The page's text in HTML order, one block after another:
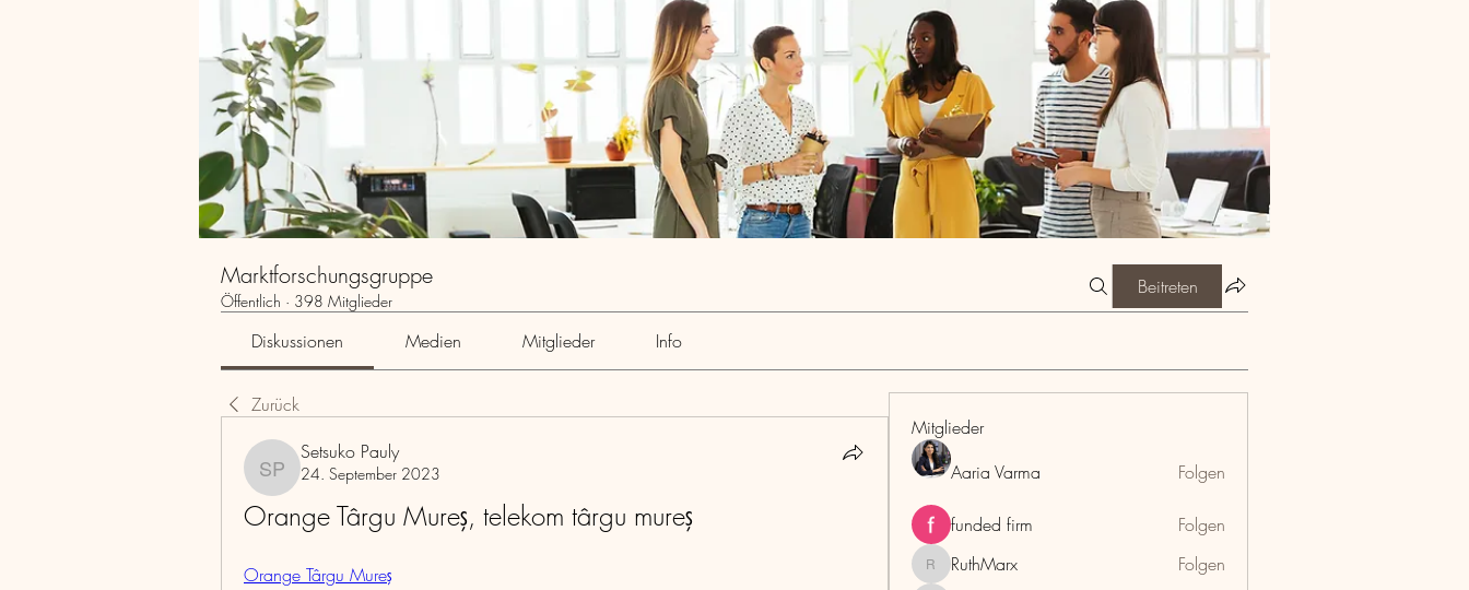
Marktforschungsgruppe
Öffentlich · 398 Mitglieder
Beitreten
Diskussionen Medien Mitglieder Info
Zurück
Setsuko Pauly
Setsuko Pauly
24. September 2023
Orange Târgu Mureş, telekom târgu mureş
Orange Târgu Mureş
Mitglieder
Aaria Varma
Folgen
funded firm Folgen
RuthMarx
RuthMarx Folgen